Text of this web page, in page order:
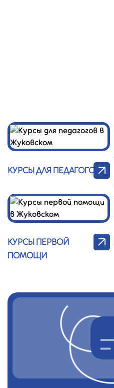
КУРСЫ ДЛЯ ПЕДАГОГОВ
КУРСЫ ПЕРВОЙ
ПОМОЩИ